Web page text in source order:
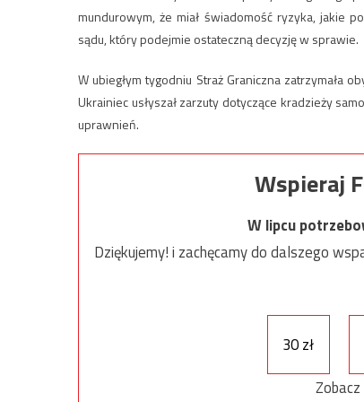
mundurowym, że miał świadomość ryzyka, jakie
sądu, który podejmie ostateczną decyzję w sprawie.
W ubiegłym tygodniu Straż Graniczna zatrzymała
Ukrainiec usłyszał zarzuty dotyczące kradzieży
uprawnień.
Wspieraj
W lipcu
Dziękujemy! i zachęcamy do dalszego
30 zł